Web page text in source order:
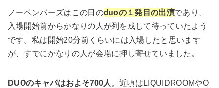
ノーベンバーズはこの日のduoの１発目の出演であり、
入場開始前からかなりの人が列を成して待っていたよう
です。私は開始20分前くらいには入場したと思います
が、すでにかなりの人が会場に押し寄せていました。
DUOのキャパはおよそ700人 。近頃はLIQUIDROOMやO